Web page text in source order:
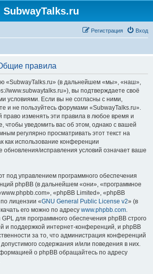
SubwayTalks.ru
Вход
Регистрация
правила
«SubwayTalks.ru» (в дальнейшем «мы», «наш»,
www.subwaytalks.ru»), вы подтверждаете своё
условиями. Если вы не согласны с ними,
и не пользуйтесь форумами «SubwayTalks.ru».
право изменять эти правила в любое время и
чтобы уведомить вас об этом, однако с вашей
регулярно просматривать этот текст на
как использование конференции
обновления/исправления условий означает ваше
под управлением программного обеспечения
phpBB (в дальнейшем «они», «программное
«phpBB Limited», «phpBB
лицензии «GNU General Public License v2» (в
его можно по адресу www.phpbb.com.
для программного обеспечения phpBB строго
и поддержкой интернет-конференций, и phpBB
за то, что администрация конференций
содержания и/или поведения в них.
о phpBB обращайтесь по адресу